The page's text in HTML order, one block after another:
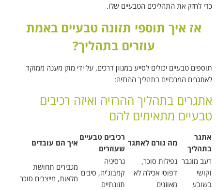
כדי לחזק את התהליכים הטבעיים שלו.
אז איך תוספי תזונה טבעיים באמת
עוזרים בתהליך?
תוספים טבעיים יכולים לסייע במגוון דרכים, על ידי מתן מענה ממוקד
לאתגרים המרכזיים בתהליך ההרזיה:
אתגרים בתהליך ההרזיה ואיזה רכיבים
טבעיים מתאימים להם
אתגר
בתהליך
מה גורם לאתגר
רכיבים טבעיים
שעוזרים
איך הם עובדים
רעב מוגבר
וקושי
בשובע
נפילות סוכר,
דפוסי אכילה לא
מאוזנים
גרסיניה
קמבוג’יה, סיבים
תזונתיים
מגבירים תחושת
מלאות, מייצבים סוכר